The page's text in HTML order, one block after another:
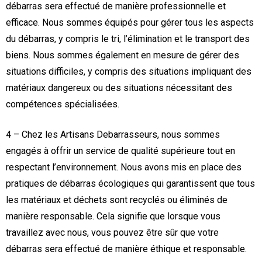
débarras sera effectué de manière professionnelle et
efficace. Nous sommes équipés pour gérer tous les aspects
du débarras, y compris le tri, l’élimination et le transport des
biens. Nous sommes également en mesure de gérer des
situations difficiles, y compris des situations impliquant des
matériaux dangereux ou des situations nécessitant des
compétences spécialisées.
4 – Chez les Artisans Debarrasseurs, nous sommes
engagés à offrir un service de qualité supérieure tout en
respectant l’environnement. Nous avons mis en place des
pratiques de débarras écologiques qui garantissent que tous
les matériaux et déchets sont recyclés ou éliminés de
manière responsable. Cela signifie que lorsque vous
travaillez avec nous, vous pouvez être sûr que votre
débarras sera effectué de manière éthique et responsable.